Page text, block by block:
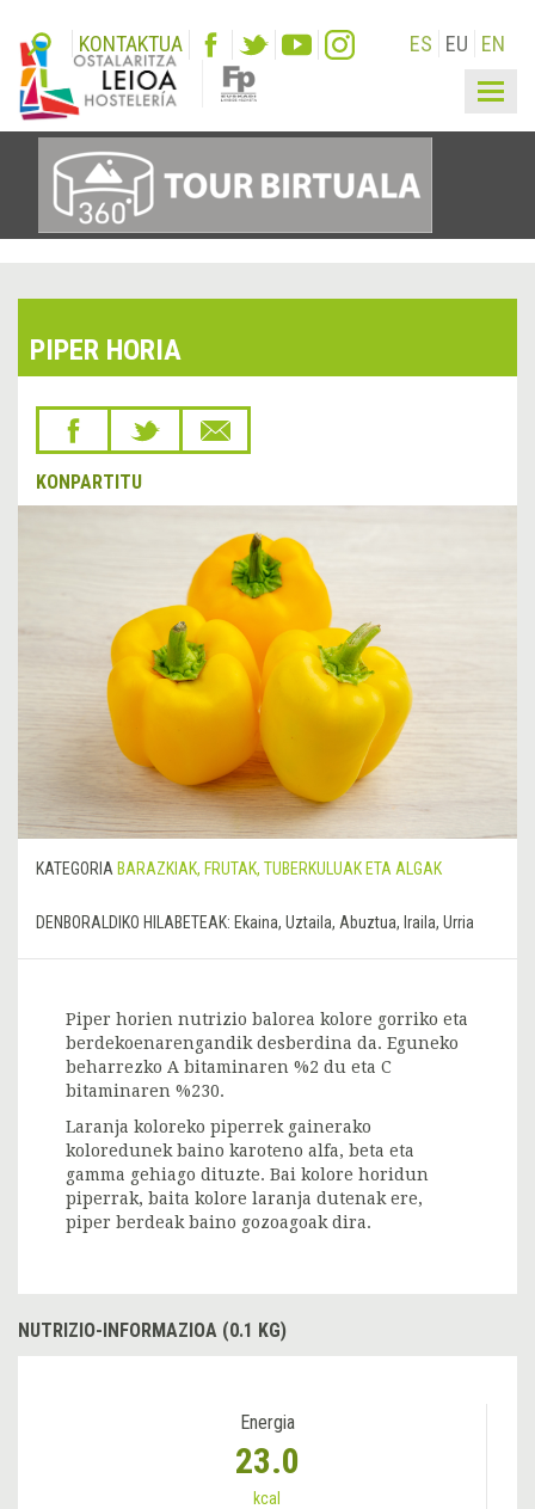
KONTAKTUA ES EU EN
PIPER HORIA
KONPARTITU
KATEGORIA BARAZKIAK, FRUTAK, TUBERKULUAK ETA ALGAK
DENBORALDIKO HILABETEAK: Ekaina, Uztaila, Abuztua, Iraila, Urria
Piper horien nutrizio balorea kolore gorriko eta
berdekoenarengandik desberdina da. Eguneko
beharrezko A bitaminaren %2 du eta C
bitaminaren %230.
Laranja koloreko piperrek gainerako
koloredunek baino karoteno alfa, beta eta
gamma gehiago dituzte. Bai kolore horidun
piperrak, baita kolore laranja dutenak ere,
piper berdeak baino gozoagoak dira.
NUTRIZIO-INFORMAZIOA (0.1 KG)
Energia
23.0
kcal